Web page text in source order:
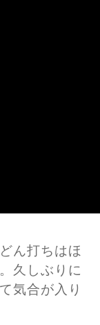
ん打ちはほ
久しぶりに
気合が入り